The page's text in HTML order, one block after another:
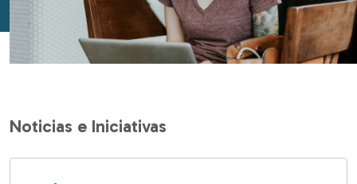
Noticias e Iniciativas